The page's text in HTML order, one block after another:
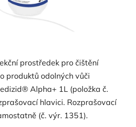
prostředek pro čištění
produktů odolných vůči
Alpha+ 1L (položka č.
hlavici. Rozprašovací
(č. výr. 1351).